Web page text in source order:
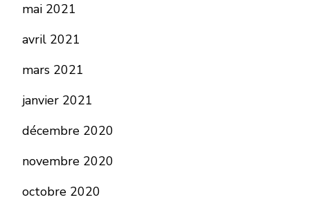
mai 2021
avril 2021
mars 2021
janvier 2021
décembre 2020
novembre 2020
octobre 2020